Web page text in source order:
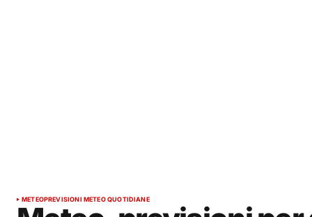
METEOPREVISIONI METEO QUOTIDIANE